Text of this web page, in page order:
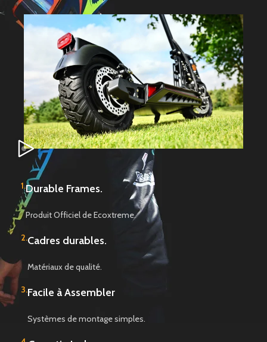
1.Durable Frames.
Produit Officiel de Ecoxtreme.
2.Cadres durables.
Matériaux de qualité.
3.Facile à Assembler
Systèmes de montage simples.